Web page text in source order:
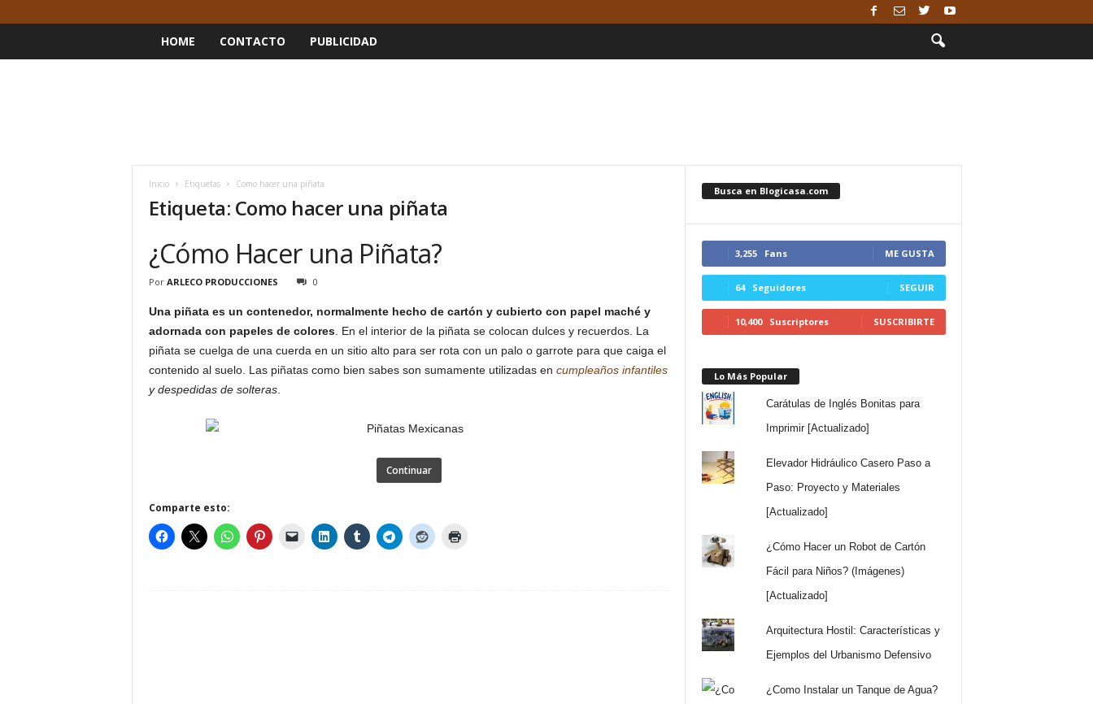
HOME CONTACTO PUBLICIDAD
Inicio Etiquetas Como hacer una piñata
Etiqueta: Como hacer una piñata
¿Cómo Hacer una Piñata?
Por ARLECO PRODUCCIONES 0
Una piñata es un contenedor, normalmente hecho de cartón y cubierto con papel maché y
adornada con papeles de colores. En el interior de la piñata se colocan dulces y recuerdos. La
piñata se cuelga de una cuerda en un sitio alto para ser rota con un palo o garrote para que caiga el
contenido al suelo. Las piñatas como bien sabes son sumamente utilizadas en cumpleaños infantiles
y despedidas de solteras.
Continuar
Comparte esto:
Busca en Blogicasa.com
3,255 Fans ME GUSTA
64 Seguidores SEGUIR
10,400 Suscriptores SUSCRIBIRTE
Lo Más Popular
Carátulas de Inglés Bonitas para
Imprimir [Actualizado]
Elevador Hidráulico Casero Paso a
Paso: Proyecto y Materiales
[Actualizado]
¿Cómo Hacer un Robot de Cartón
Fácil para Niños? (Imágenes)
[Actualizado]
Arquitectura Hostil: Características y
Ejemplos del Urbanismo Defensivo
¿Como Instalar un Tanque de Agua?